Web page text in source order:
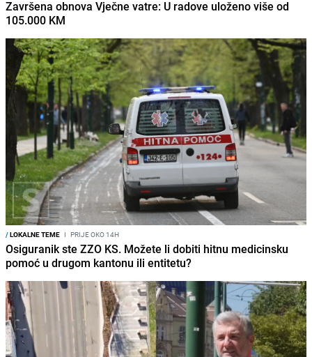
Završena obnova Vječne vatre: U radove uloženo više od
105.000 KM
/LOKALNE TEME I PRIJE OKO 14H
Osiguranik ste ZZO KS. Možete li dobiti hitnu medicinsku
pomoć u drugom kantonu ili entitetu?